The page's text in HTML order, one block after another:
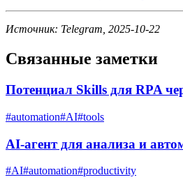
Источник: Telegram, 2025-10-22
Связанные заметки
Потенциал Skills для RPA
#automation#AI#tools
AI-агент для анализа и
#AI#automation#productivity